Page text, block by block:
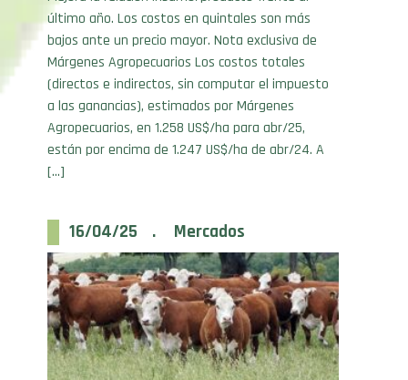
bajos ante un precio mayor. Nota exclusiva de
Márgenes Agropecuarios Los costos totales
(directos e indirectos, sin computar el impuesto
a las ganancias), estimados por Márgenes
Agropecuarios, en 1.258 US$/ha para abr/25,
están por encima de 1.247 US$/ha de abr/24. A
[…]